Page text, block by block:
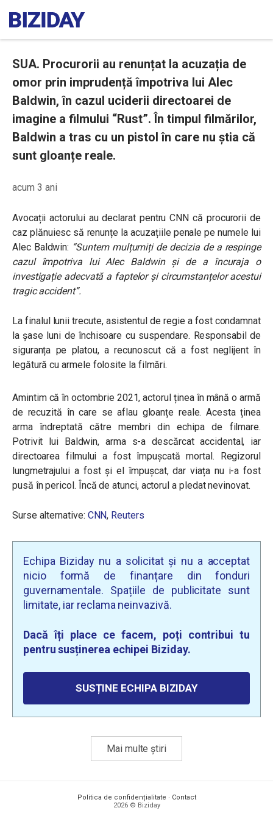
SUA. Procurorii au renunțat la acuzația de
omor prin imprudență împotriva lui Alec
Baldwin, în cazul uciderii directoarei de
imagine a filmului “Rust”. În timpul filmărilor,
Baldwin a tras cu un pistol în care nu știa că
sunt gloanțe reale.
acum 3 ani
Avocații actorului au declarat pentru CNN că procurorii de
caz plănuiesc să renunțe la acuzațiile penale pe numele lui
Alec Baldwin: “Suntem mulțumiți de decizia de a respinge
cazul împotriva lui Alec Baldwin și de a încuraja o
investigație adecvată a faptelor și circumstanțelor acestui
tragic accident”.
La finalul lunii trecute, asistentul de regie a fost condamnat
la șase luni de închisoare cu suspendare. Responsabil de
siguranța pe platou, a recunoscut că a fost neglijent în
legătură cu armele folosite la filmări.
Amintim că în octombrie 2021, actorul ținea în mână o armă
de recuzită în care se aflau gloanțe reale. Acesta ținea
arma îndreptată către membri din echipa de filmare.
Potrivit lui Baldwin, arma s-a descărcat accidental, iar
directoarea filmului a fost împușcată mortal. Regizorul
lungmetrajului a fost și el împușcat, dar viața nu i-a fost
pusă în pericol. Încă de atunci, actorul a pledat nevinovat.
Surse alternative: CNN, Reuters
Echipa Biziday nu a solicitat și nu a acceptat
nicio formă de finanțare din fonduri
guvernamentale. Spațiile de publicitate sunt
limitate, iar reclama neinvazivă.
Dacă îți place ce facem, poți contribui tu
pentru susținerea echipei Biziday.
SUSȚINE ECHIPA BIZIDAY
Mai multe știri
Politica de confidențialitate · Contact
2026 © Biziday